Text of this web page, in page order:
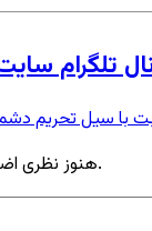
تلگرام
با سیل تحریم
هنوز نظری اضافه نشده است. شما اولین نظر را بدهید.